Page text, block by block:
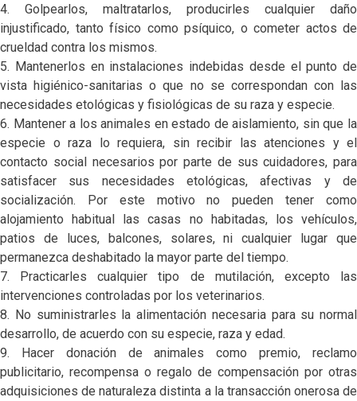
4. Golpearlos, maltratarlos, producirles cualquier daño
injustificado, tanto físico como psíquico, o cometer actos de
crueldad contra los mismos.
5. Mantenerlos en instalaciones indebidas desde el punto de
vista higiénico-sanitarias o que no se correspondan con las
necesidades etológicas y fisiológicas de su raza y especie.
6. Mantener a los animales en estado de aislamiento, sin que la
especie o raza lo requiera, sin recibir las atenciones y el
contacto social necesarios por parte de sus cuidadores, para
satisfacer sus necesidades etológicas, afectivas y de
socialización. Por este motivo no pueden tener como
alojamiento habitual las casas no habitadas, los vehículos,
patios de luces, balcones, solares, ni cualquier lugar que
permanezca deshabitado la mayor parte del tiempo.
7. Practicarles cualquier tipo de mutilación, excepto las
intervenciones controladas por los veterinarios.
8. No suministrarles la alimentación necesaria para su normal
desarrollo, de acuerdo con su especie, raza y edad.
9. Hacer donación de animales como premio, reclamo
publicitario, recompensa o regalo de compensación por otras
adquisiciones de naturaleza distinta a la transacción onerosa de